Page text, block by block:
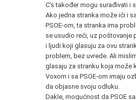
C's također mogu surađivati i
Ako jedna stranka može ići i
PSOE-om, ta stranka ima
se usudio reći, uz poštovanje
i ljudi koji glasuju za ovu
problem, bez uvrede. Ali
glasaju za stranku koja može
Voxom i sa PSOE-om imaju
da objasne svoju odluku.
Dakle, mogućnost da PSOE